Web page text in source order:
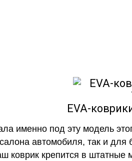
EVA-
именно под эту модель
автомобиля, так и для
коврик крепится в штатные